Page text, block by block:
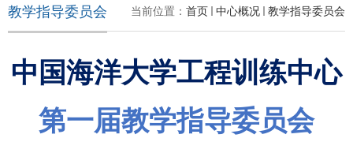
当前位置： 首页 中心概况 教学指导委员会
教学指导委员会
中国海洋大学工程训练中心
第一届教学指导委员会